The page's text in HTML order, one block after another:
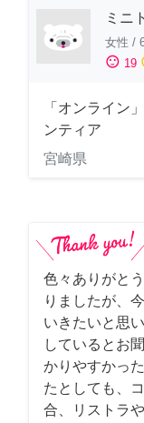
ミニ
女性 /
sentiment_satisfied 19
「オンライン
ンティア
宮崎県
色々ありがと
りましたが、
いきたいと思
しているとお
かりやすかっ
たとしても、
合、リストラ